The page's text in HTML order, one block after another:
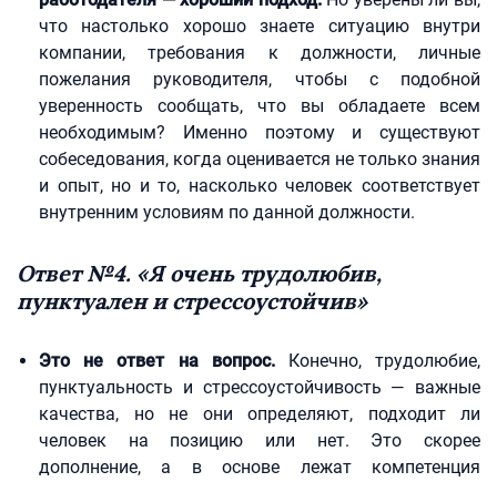
что настолько хорошо знаете ситуацию внутри
компании, требования к должности, личные
пожелания руководителя, чтобы с подобной
уверенность сообщать, что вы обладаете всем
необходимым? Именно поэтому и существуют
собеседования, когда оценивается не только знания
и опыт, но и то, насколько человек соответствует
внутренним условиям по данной должности.
Ответ №4. «Я очень трудолюбив,
пунктуален и стрессоустойчив»
Это не ответ на вопрос.Конечно, трудолюбие,
пунктуальность и стрессоустойчивость — важные
качества, но не они определяют, подходит ли
человек на позицию или нет. Это скорее
дополнение, а в основе лежат компетенция